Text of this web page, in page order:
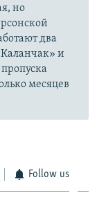
но
два
и
месяцев
Follow us